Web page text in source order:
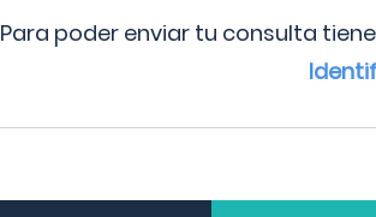
Para poder enviar tu consulta